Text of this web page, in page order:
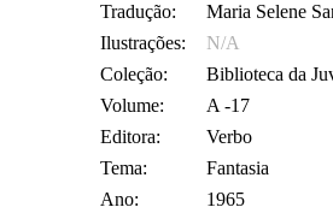
Tradução:
Maria Selene
Ilustrações:
N/A
Coleção:
Biblioteca da
Volume:
A -17
Editora:
Verbo
Tema:
Fantasia
Ano:
1965